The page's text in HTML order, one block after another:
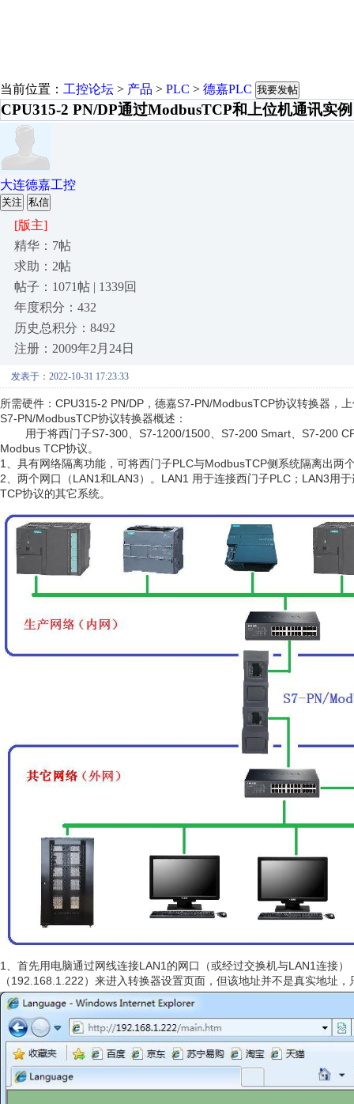
当前位置： 工控论坛 > 产品 > PLC > 德嘉PLC 我要发帖
CPU315-2 PN/DP通过ModbusTCP和上位机通讯实例
大连德嘉工控
关注 私信
[版主]
精华：7帖
求助：2帖
帖子：1071帖 | 1339回
年度积分：432
历史总积分：8492
注册：2009年2月24日
发表于：2022-10-31 17:23:33
所需硬件：CPU315-2 PN/DP，德嘉S7-PN/ModbusTCP协议转换器，
S7-PN/ModbusTCP协议转换器概述：
用于将西门子S7-300、S7-1200/1500、S7-200 Smart、S7-200
Modbus TCP协议。
1、具有网络隔离功能，可将西门子PLC与ModbusTCP侧系统隔离出两
2、两个网口（LAN1和LAN3）。LAN1 用于连接西门子PLC；LAN3用
TCP协议的其它系统。
1、首先用电脑通过网线连接LAN1的网口（或经过交换机与LAN1连接
（192.168.1.222）来进入转换器设置页面，但该地址并不是真实地址